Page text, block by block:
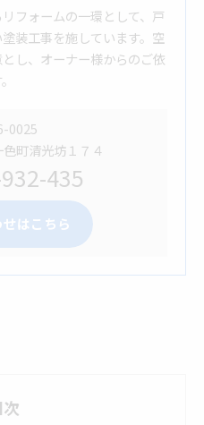
フォームの一環として、戸
装工事を施しています。空
し、オーナー様からのご依
0025
町清光坊１７４
435
はこちら
次